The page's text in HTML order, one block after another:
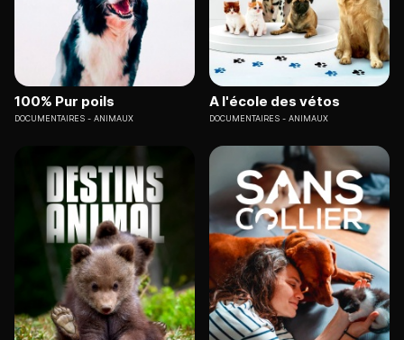
100% Pur poils
DOCUMENTAIRES ANIMAUX
A l'école des vétos
DOCUMENTAIRES ANIMAUX